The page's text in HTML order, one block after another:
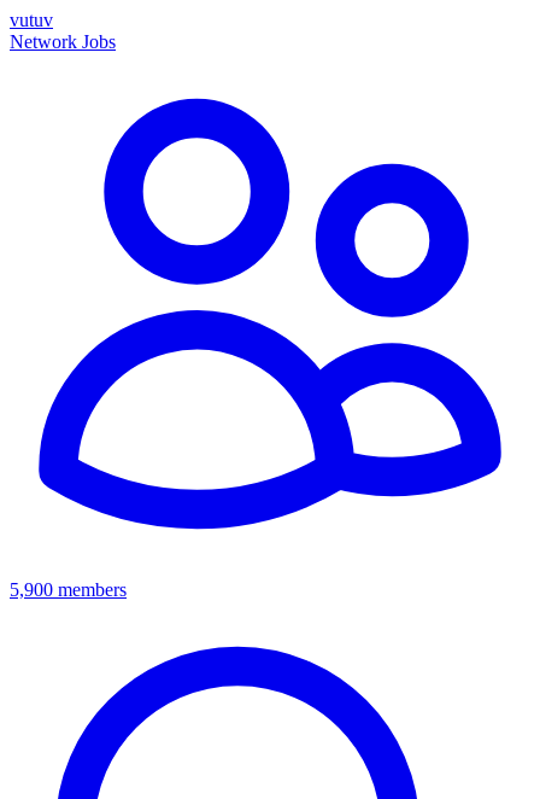
vutuv
Network Jobs
5,900 members